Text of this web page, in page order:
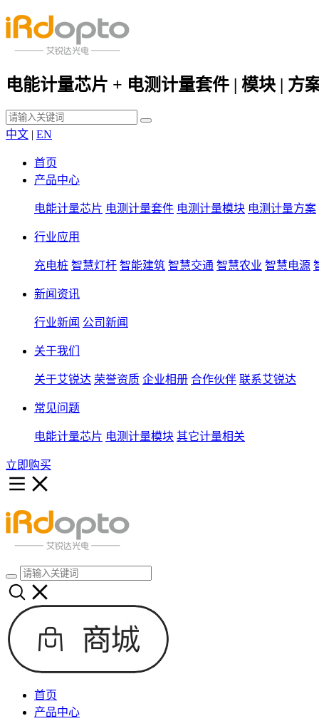
电能计量芯片 + 电测计量套件 | 模块 | 方
中文 | EN
首页
产品中心
电能计量芯片 电测计量套件 电测计量模块 电测计量方案
行业应用
充电桩 智慧灯杆 智能建筑 智慧交通 智慧农业 智慧电源
新闻资讯
行业新闻 公司新闻
关于我们
关于艾锐达 荣誉资质 企业相册 合作伙伴 联系艾锐达
常见问题
电能计量芯片 电测计量模块 其它计量相关
立即购买
首页
产品中心